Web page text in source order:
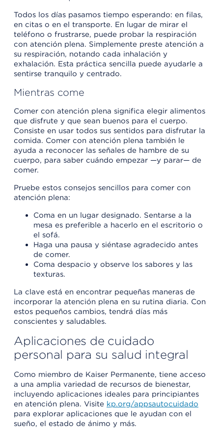
Todos los días pasamos tiempo esperando: en filas,
en citas o en el transporte. En lugar de mirar el
teléfono o frustrarse, puede probar la respiración
con atención plena. Simplemente preste atención a
su respiración, notando cada inhalación y
exhalación. Esta práctica sencilla puede ayudarle a
sentirse tranquilo y centrado.
Mientras come
Comer con atención plena significa elegir alimentos
que disfrute y que sean buenos para el cuerpo.
Consiste en usar todos sus sentidos para disfrutar la
comida. Comer con atención plena también le
ayuda a reconocer las señales de hambre de su
cuerpo, para saber cuándo empezar —y parar— de
comer.
Pruebe estos consejos sencillos para comer con
atención plena:
Coma en un lugar designado. Sentarse a la
mesa es preferible a hacerlo en el escritorio o
el sofá.
Haga una pausa y siéntase agradecido antes
de comer.
Coma despacio y observe los sabores y las
texturas.
La clave está en encontrar pequeñas maneras de
incorporar la atención plena en su rutina diaria. Con
estos pequeños cambios, tendrá días más
conscientes y saludables.
Aplicaciones de cuidado
personal para su salud integral
Como miembro de Kaiser Permanente, tiene acceso
a una amplia variedad de recursos de bienestar,
incluyendo aplicaciones ideales para principiantes
en atención plena. Visite kp.org/appsautocuidado
para explorar aplicaciones que le ayudan con el
sueño, el estado de ánimo y más.